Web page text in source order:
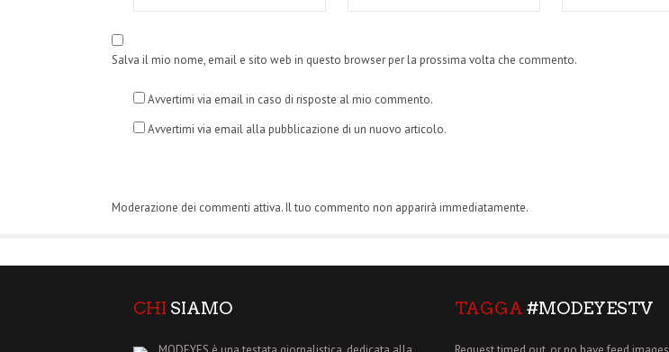
Salva il mio nome, email e sito web in questo browser per la prossima volta che commento.
Avvertimi via email in caso di risposte al mio commento.
Avvertimi via email alla pubblicazione di un nuovo articolo.
Moderazione dei commenti attiva. Il tuo commento non apparirà immediatamente.
CHI SIAMO TAGGA #MODEYESTV